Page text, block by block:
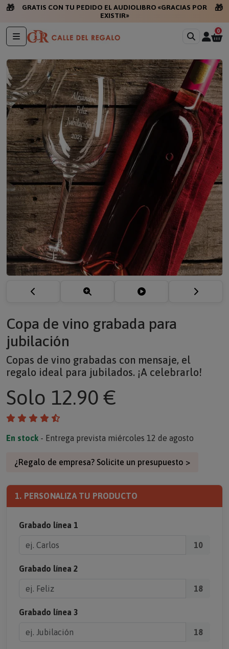
🎁
GRATIS CON TU PEDIDO EL AUDIOLIBRO «GRACIAS POR
EXISTIR»
🎁
0
Copa de vino grabada para
jubilación
Copas de vino grabadas con mensaje, el
regalo ideal para jubilados. ¡A celebrarlo!
Solo 12.90 €
En stock - Entrega prevista miércoles 12 de agosto
¿Regalo de empresa? Solicite un presupuesto >
1. PERSONALIZA TU PRODUCTO
Grabado línea 1
10
Grabado línea 2
18
Grabado línea 3
18